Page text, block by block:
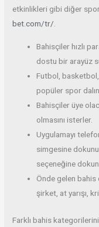
etkinlikleri gibi diğer
bet.com/tr/.
Bahisçiler hızlı
dostu bir arayüz
Futbol,
popüler spor
Bahisçiler üye
olmasını isterler.
Uygulamayı
simgesine
seçeneğine
Önde gelen bahis
şirket, at yarışı,
Farklı bahis